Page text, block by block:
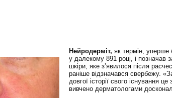
Нейродерміт, як термін, уперше
у далекому 891 році, і позначав
шкіри, яке з’явилося після
раніше відзначався свербежу.
довгої історії свого існування
вивчено дерматологами